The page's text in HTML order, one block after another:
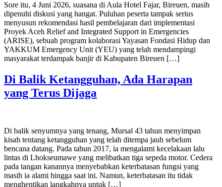
Sore itu, 4 Juni 2026, suasana di Aula Hotel Fajar, Bireuen, masih
dipenuhi diskusi yang hangat. Puluhan peserta tampak serius
menyusun rekomendasi hasil pembelajaran dari implementasi
Proyek Aceh Relief and Integrated Support in Emergencies
(ARISE), sebuah program kolaborasi Yayasan Fondasi Hidup dan
YAKKUM Emergency Unit (YEU) yang telah mendampingi
masyarakat terdampak banjir di Kabupaten Bireuen […]
Di Balik Ketangguhan, Ada Harapan
yang Terus Dijaga
Di balik senyumnya yang tenang, Mursal 43 tahun menyimpan
kisah tentang ketangguhan yang telah ditempa jauh sebelum
bencana datang. Pada tahun 2017, ia mengalami kecelakaan lalu
lintas di Lhokseumawe yang melibatkan tiga sepeda motor. Cedera
pada tangan kanannya menyebabkan keterbatasan fungsi yang
masih ia alami hingga saat ini. Namun, keterbatasan itu tidak
menghentikan langkahnya untuk […]